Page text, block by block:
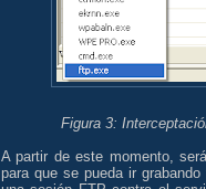
Figura 3:
A partir de este momento,
para que se pueda ir